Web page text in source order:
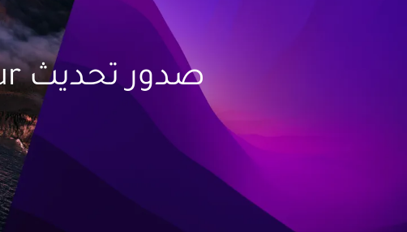
صدور تحديث V2.6-Big Sur لشرح تثبيت الهاكنتوش